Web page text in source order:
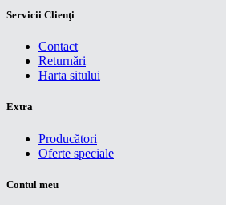
Servicii Clienţi
Contact
Returnări
Harta sitului
Extra
Producători
Oferte speciale
Contul meu